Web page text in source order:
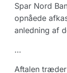
Spar Nord
opnåede
anledning af
…
Aftalen